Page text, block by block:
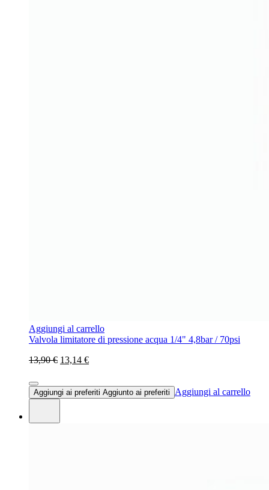
Aggiungi al carrello
Valvola limitatore di pressione acqua 1/4" 4,8bar / 70psi
13,90 € 13,14 €
Aggiungi ai preferiti Aggiunto ai preferiti Aggiungi al carrello